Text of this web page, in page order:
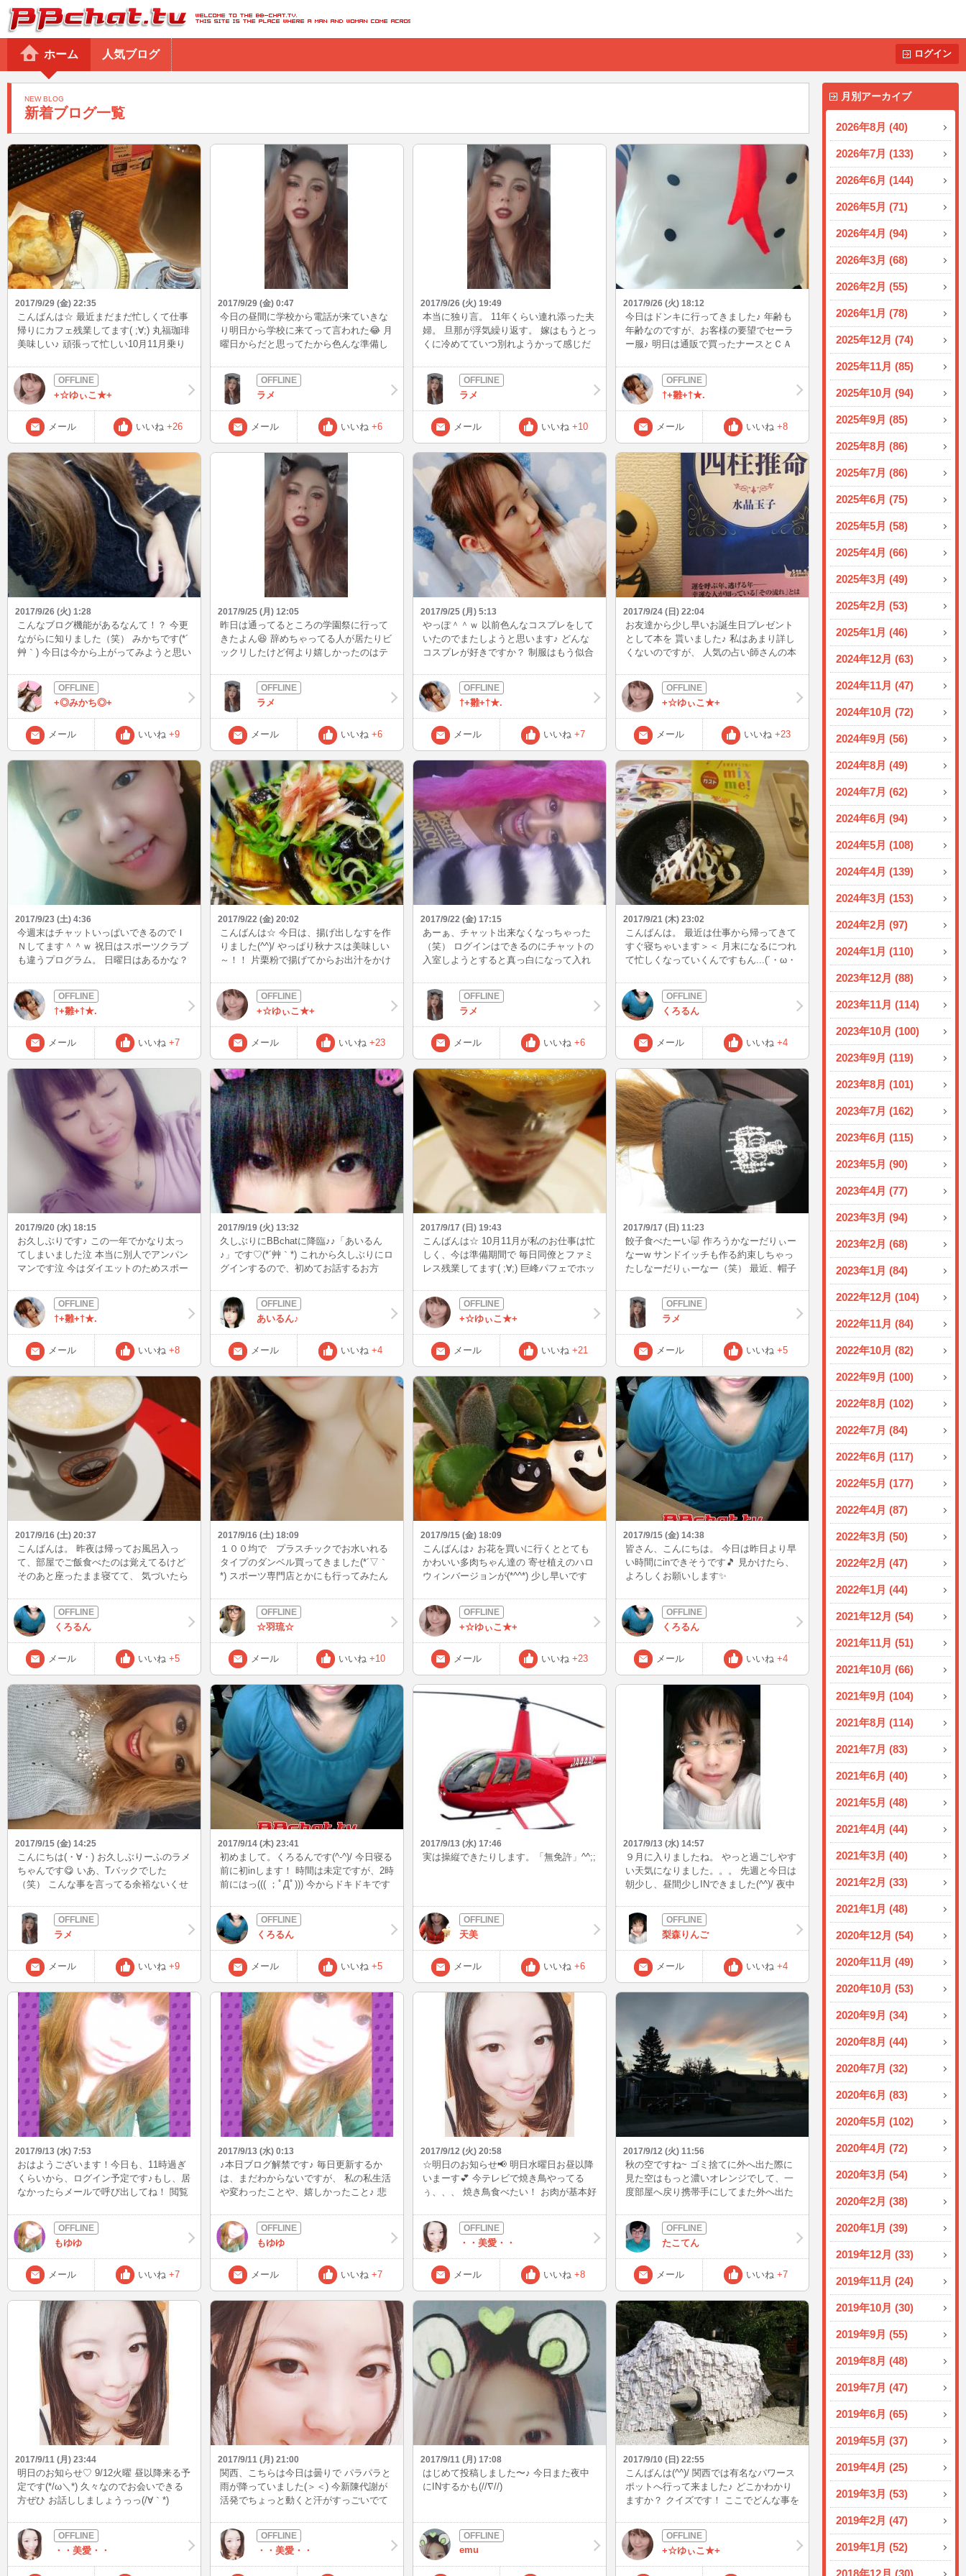
BBchatTV
ホーム 人気ブログ ログイン
月別アーカイブ
2026年8月 (40)
2026年7月 (133)
2026年6月 (144)
2026年5月 (71)
2026年4月 (94)
2026年3月 (68)
2026年2月 (55)
2026年1月 (78)
2025年12月 (74)
2025年11月 (85)
2025年10月 (94)
2025年9月 (85)
2025年8月 (86)
2025年7月 (86)
2025年6月 (75)
2025年5月 (58)
2025年4月 (66)
2025年3月 (49)
2025年2月 (53)
2025年1月 (46)
2024年12月 (63)
2024年11月 (47)
2024年10月 (72)
2024年9月 (56)
2024年8月 (49)
2024年7月 (62)
2024年6月 (94)
2024年5月 (108)
2024年4月 (139)
2024年3月 (153)
2024年2月 (97)
2024年1月 (110)
2023年12月 (88)
2023年11月 (114)
2023年10月 (100)
2023年9月 (119)
2023年8月 (101)
2023年7月 (162)
2023年6月 (115)
2023年5月 (90)
2023年4月 (77)
2023年3月 (94)
2023年2月 (68)
2023年1月 (84)
2022年12月 (104)
2022年11月 (84)
2022年10月 (82)
2022年9月 (100)
2022年8月 (102)
2022年7月 (84)
2022年6月 (117)
2022年5月 (177)
2022年4月 (87)
2022年3月 (50)
2022年2月 (47)
2022年1月 (44)
2021年12月 (54)
2021年11月 (51)
2021年10月 (66)
2021年9月 (104)
2021年8月 (114)
2021年7月 (83)
2021年6月 (40)
2021年5月 (48)
2021年4月 (44)
2021年3月 (40)
2021年2月 (33)
2021年1月 (48)
2020年12月 (54)
2020年11月 (49)
2020年10月 (53)
2020年9月 (34)
2020年8月 (44)
2020年7月 (32)
2020年6月 (83)
2020年5月 (102)
2020年4月 (72)
2020年3月 (54)
2020年2月 (38)
2020年1月 (39)
2019年12月 (33)
2019年11月 (24)
2019年10月 (30)
2019年9月 (55)
2019年8月 (48)
2019年7月 (47)
2019年6月 (65)
2019年5月 (37)
2019年4月 (25)
2019年3月 (53)
2019年2月 (47)
2019年1月 (52)
2018年12月 (30)
新着ブログ一覧
NEW BLOG
2017/9/29 (金) 22:35
こんばんは☆ 最近まだまだ忙しくて仕事
帰りにカフェ残業してます( ;∀;) 丸福珈琲
美味しい♪ 頑張って忙しい10月11月乗り
+☆ゆぃこ★+
メール いいね +26
2017/9/29 (金) 0:47
今日の昼間に学校から電話が来ていきな
り明日から学校に来てって言われた😂 月
曜日からだと思ってたから色んな準備し
ニたんの授業とか楽しみ😁 雑談が面白い
んだよねーww家庭の事情とか赤裸々に話
すし（笑） 久しぶりに字書く気がするな
ーww そして久しぶりにこんな早く寝よ
うとしてる（笑）変な感じだけどこれか
ら毎日9時か10時には寝たいんだよねー
ww あーーー凄い時間経ったと思ってた
けど日にち見たら全然経ってなかった。
気にしてると時間経つの遅いんだね。気
にしないようにしてるんだけど気になっ
て気になってしょうがない。早く忙しい
日々でいっぱいいっぱいになりたいな
w←ドM出ちゃった（笑） 皆様今日も一
日お疲れ様でした😊 明日もパワフルに頑
張りましょう♥ お休まnight😪💤🌠💕
ラメ
メール いいね +6
2017/9/26 (火) 19:49
本当に独り言。 11年くらい連れ添った夫
婦。 旦那が浮気繰り返す。 嫁はもうとっ
くに冷めてていつ別れようかって感じだ
しはじめた。この時点ではまだ離婚して
ない。 旦那は戻ってくると思ってる。 メ
ールもしつこくくる。 俺から子どもたち
を引き離して子どもたちのことちゃんと
考えろと言ってきたり別れるつもりはな
いと。 ずっーと連絡を無視し続けてよう
やく諦めて離婚届けを送ってくる。 しば
らくして二人は離婚した。 そしてその2
ヶ月後、子どもたちの苗字も変えるため
に戸籍謄本を取った。 、、、、、？ え？
どゆこと？ 笑えてくるw 離婚して2ヶ月
で再婚（笑） ドン引きやww さすがだわ♥
おしまい（笑） これなんのブログww 独
り言だから気にしないで♥（笑） またね
ん(^_^)/~
ラメ
メール いいね +10
2017/9/26 (火) 18:12
今日はドンキに行ってきました♪ 年齢も
年齢なのですが、お客様の要望でセーラ
ー服♪ 明日は通販で買ったナースとＣＡ
でくださいね♪
†+雛+†★.
メール いいね +8
2017/9/26 (火) 1:28
こんなブログ機能があるなんて！？ 今更
ながらに知りました（笑） みかちです(*´
艸｀) 今日は今から上がってみようと思い
(❁ᴗ͈ˬᴗ͈)⁾⁾⁾ᵖᵉᵏᵒ
+◎みかち◎+
メール いいね +9
2017/9/25 (月) 12:05
昨日は通ってるところの学園祭に行って
きたよん😆 辞めちゃってる人が居たりビ
ックリしたけど何より嬉しかったのはテ
ってたこと（笑）本当に嬉しくてヤバイ
ww1教科5000円も取られてたらキツ過ぎ
るて😂テスト前とか精神的プレッシャー
で泣きそうだったもん😂 でも最年長のM
氏も辞めちゃってエロオヤジ居なくなっ
たらつまんないぢゃーん（笑）O君も退
学するみたいだしずっと席が隣だったか
ら悲しすぎる。 でも昨日新しいクラスの
子と初めて会ったけどギャル何人か居る
しヨダレ出ちゃうよw最年長の男の人も
めっちゃ優しくてずっと話してたけど優
しいのが喋り方に出てて段々おネエに思
えてきたり（笑） とりあえず、もう少し
で始まるけど楽しみー♥ コニたんに実習
先決めてないけど？って聞いたらもう決
まってるよーってラメのだけ実習先勝手
に決められてたw まぁ、自分で決めなく
にも準備してない不安wwこんなやつ行っ
て大丈夫かな。第一段階はコミュニケー
ションが大切らしいから苦手な名前を覚
えること頑張ろう♥ あー、服の整理しな
まだあるし今もまだ着たりしてるのwど
んどん服が増えていってるから一部屋ぢ
ゃ足りない😂携帯でやるのダルいから家
に来てもらってフリマやりたい（笑） 今
日は暑そうだからこれから日焼けでもし
ようかな？ 今日も一日頑張りましょう♥
またねん(^_^)/~
ラメ
メール いいね +6
2017/9/25 (月) 5:13
やっぽ＾＾ｗ 以前色んなコスプレをして
いたのでまたしようと思います♪ どんな
コスプレが好きですか？ 制服はもう似合
いどさんかなって考えてます。
†+雛+†★.
メール いいね +7
2017/9/24 (日) 22:04
お友達から少し早いお誕生日プレゼント
として本を 貰いました♪ 私はあまり詳し
くないのですが、 人気の占い師さんの本
でみたのですが、 難しい言葉がいっぱい
でｗ 頑張って最後まで読んでみます～☆
+☆ゆぃこ★+
メール いいね +23
2017/9/23 (土) 4:36
今週末はチャットいっぱいできるのでＩ
Ｎしてます＾＾ｗ 祝日はスポーツクラブ
も違うプログラム。 日曜日はあるかな？
にチャットできます♪ お時間合う方よか
ったらきてくださいね＾＾ｗ
†+雛+†★.
メール いいね +7
2017/9/22 (金) 20:02
こんばんは☆ 今日は、揚げ出しなすを作
りました(^^)/ やっぱり秋ナスは美味しい
～！！ 片栗粉で揚げてからお出汁をかけ
がお出汁に溶け出してあんかけのように
なります♪ 秋は食べ物がおいしいので困
っちゃいますね(._.)
+☆ゆぃこ★+
メール いいね +23
2017/9/22 (金) 17:15
あーぁ、チャット出来なくなっちゃった
（笑） ログインはできるのにチャットの
入室しようとすると真っ白になって入れ
たら声かけてね（笑） それかPCからや
ろうか悩むなー。 今日はご飯作りたくな
い気分だなー。 冬に向けてマフラー買っ
たの♥ ボーダー×ピンクのボリュームたっ
ぷり派手なやつ（笑）めっちゃかわええ
ー😍 早く付けてお出かけしたいなー♥ 今
夜イベントなのに悲しいなーw またねん
(^_^)/~
ラメ
メール いいね +6
2017/9/21 (木) 23:02
こんばんは。 最近は仕事から帰ってきて
すぐ寝ちゃいます＞＜ 月末になるにつれ
て忙しくなっていくんですもん...(´・ω・
明日もお仕事あるけど(´・ω・｀)ｼｮﾎﾞﾝ
えっと、先日久々に友人とご飯食べた時
のストーンアイスの話。 ガストってめっ
ちゃ書いてあるけど笑 見た目以上に冷た
くて美味しかったです(●´ω｀●) また食べ
たいなって思いました。夕食はもちろん
ハンバーグ、あれ？
くろるん
メール いいね +4
2017/9/20 (水) 18:15
お久しぶりです♪ この一年でかなり太っ
てしまいました泣 本当に別人でアンパン
マンです泣 今はダイエットのためスポー
ティンの置き換えダイエットもがんばっ
てますｗ ダンスは全く踊れないけど楽し
いです♪ 今日も行ってきました♪ いっぱ
い汗かいた～ 皆さんはスポーツしてます
か？
†+雛+†★.
メール いいね +8
2017/9/19 (火) 13:32
久しぶりにBBchatに降臨♪♪「あいるん
♪」です♡(*´艸｀*) これから久しぶりにロ
グインするので、初めてお話するお方
んあいるん♪を構ってくれると嬉しいな
♪♪(*ﾉω・*)ﾃﾍ♡ 少しずつ復帰予定なの
で、BBchatで絡んでくれる人がいたら嬉
しいぁ♪♪(ﾉ´∀｀*) 台風も過ぎ去って、ま
た残暑が続いて暑い日々が続いてるけど
も、そんな方々に癒やしをお届けしたい
な…っ！！(๑•̀ㅂ•́)و✧
あいるん♪
メール いいね +4
2017/9/17 (日) 19:43
こんばんは☆ 10月11月が私のお仕事は忙
しく、今は準備期間で 毎日同僚とファミ
レス残業してます( ;∀;) 巨峰パフェでホッ
峰好きじゃなかったのですが 最近は種が
無いから食べやすくなって大好きです!
(^^)!
+☆ゆぃこ★+
メール いいね +21
2017/9/17 (日) 11:23
餃子食べたーい🐷 作ろうかなーだりぃー
なーw サンドイッチも作る約束しちゃっ
たしなーだりぃーなー（笑） 最近、帽子
つ❗これ何が違うの⁉って言う人も居そうw
天気悪いから暇だなー。 暇なんだけどゆ
っくりできないなー（笑） 最近密かにビ
ビってること、お姉ちゃんもBB登録しよ
うかなって言ってること（笑）多分あの
人はそのうち来るよw 今日も一日頑張り
ましょう😊 またねん(^_^)/~
ラメ
メール いいね +5
2017/9/16 (土) 20:37
こんばんは。 昨夜は帰ってお風呂入っ
て、部屋でご飯食べたのは覚えてるけど
そのあと座ったまま寝てて、 気づいたら
てごめんなさい(´；д；｀) 今日はお家帰
る前にカフェで一息。 カフェラテ美味し
い( ﾟДﾟ)ｳﾏｰ 今日は時間ありそうだからin
したいお。 頑張って時間作ります❗
くろるん
メール いいね +5
2017/9/16 (土) 18:09
１００均で プラスチックでお水いれる
タイプのダンベル買ってきました(*´▽｀
*) スポーツ専門店とかにも行ってみたん
て、お家で使ってます(*''ω''*) ジムに行け
ない日もあるので、少しずつ道具そろえ
ようかな(n*´ω`*n)
☆羽琉☆
メール いいね +10
2017/9/15 (金) 18:09
こんばんは♪ お花を買いに行くととても
かわいい多肉ちゃん達の 寄せ植えのハロ
ウィンバージョンが(*^^*) 少し早いです
した！ 多肉ちゃんぷにぷにで可愛い♪
+☆ゆぃこ★+
メール いいね +23
2017/9/15 (金) 14:38
皆さん、こんにちは。 今日は昨日より早
い時間にinできそうです🎵 見かけたら、
よろしくお願いします✨
くろるん
メール いいね +4
2017/9/15 (金) 14:25
こんにちは(・∀・) お久しぶりーふのラメ
ちゃんです😋 いあ、Tバックでした
（笑） こんな事を言ってる余裕ないくせ
り出すとはねー。いっぱいおっぱいだわ
ー。 でも止まってられない前に前にだよ
厄年来ないでー（笑）やめてー😂 あー怖
い怖いww 最近良い事ないなー。小さい
ことでも幸せを感じれる人でありたいの
にその小さな幸せを最近感じれてない
な。もっと視野を広く広くしなきゃね
久々のブログなんか暗いな？w 読み返し
たら笑える（笑） でもこのまま投稿しち
ゃうお♥ こんな暗いこと言っててさっき
まで優雅に日焼けしてやがんのww 今は
保険のお姉さんが来るのをパンツ一枚で
待ってる（笑） そのお姉さんラメと同い
年だからいつもめっちゃ話が盛り上がる
ねんw 早く来ないかなー 今日も一日頑張
りましょう😊 またねん😘👋
ラメ
メール いいね +9
2017/9/14 (木) 23:41
初めまして。くろるんです(^-^)/ 今日寝る
前に初inします！ 時間は未定ですが、2時
前にはっ((( ；ﾟДﾟ))) 今からドキドキです
くろるん
メール いいね +5
2017/9/13 (水) 17:46
実は操縦できたりします。「無免許」^^;;
天美
メール いいね +6
2017/9/13 (水) 14:57
９月に入りましたね。 やっと過ごしやす
い天気になりました。。。 先週と今日は
朝少し、昼間少しINできました(^^)/ 夜中
しつけたらそのまま寝てしまいま
す。。。 誰か起こして。。。。( ;∀;) マ
イクの調子がいまいちだったので、マイ
クを新調しました。 これでしゃべりやす
いかな？ そういえばです！！ 見たい映画
がたくさんあるんです。 絶対にいつか見
る映画↓ デスノート 鋼の錬金術師 銀魂
アニメまたは漫画ｗ（やっぱりオタは隠
せない） 特にデスノートはネットで公開
してるから家でも見れる！(^^♪ 同時視聴
するチャットデートってしてみたいな
ー。 と妄想中。 次のチャットは今夜でき
たら深夜か、明日の１０時～１５時くら
いです。 またブログ更新頑張ります
梨森りんご
メール いいね +4
2017/9/13 (水) 7:53
おはようございます！今日も、11時過ぎ
くらいから、ログイン予定です♪もし、居
なかったらメールで呼び出してね！ 閲覧
事します！
もゆゆ
メール いいね +7
2017/9/13 (水) 0:13
♪本日ブログ解禁です♪ 毎日更新するか
は、まだわからないですが、 私の私生活
や変わったことや、嬉しかったこと♪ 悲
ップしていきますっ☆ 良かったらら、観
覧してくださいね♪
もゆゆ
メール いいね +7
2017/9/12 (火) 20:58
☆明日のお知らせ📢 明日水曜日お昼以降
いまーす💕 今テレビで焼き鳥やってる
ぅ、、、 焼き鳥食べたい！ お肉が基本好
🤤 お酒も早く呑みたい←弱いんだけど笑
今日は雨でどんよりだったので 明日は晴
れるといいなあっ😌💓
・・美愛・・
メール いいね +8
2017/9/12 (火) 11:56
秋の空ですね~ ゴミ捨てに外へ出た際に
見た空はもっと濃いオレンジでして、一
度部屋へ戻り携帯手にしてまた外へ出た
おり、残念でしたがパシャリしました。
今夜もログイン予定です^^ よろしくお願
いします たこたこてん
メール いいね +7
2017/9/11 (月) 23:44
明日のお知らせ♡ 9/12火曜 昼以降来る予
定です(*/ω＼*) 久々なのでお会いできる
方ぜひ お話ししましょうっっ(/∀｀*)
・・美愛・・
2017/9/11 (月) 21:00
関西、こちらは今日は曇りで パラパラと
雨が降っていました(＞＜) 今新陳代謝が
活発でちょっと動くと汗がすっごいでて
思ったらこうやって蒸し蒸ししたり暑か
ったりしてるので困っちゃいますよね😭
早く人肌恋しい季節になーれ💕
・・美愛・・
2017/9/11 (月) 17:08
はじめて投稿しました〜♪ 今日また夜中
にINするかも(//∇//)
emu
2017/9/10 (日) 22:55
こんばんは(^^)/ 関西では有名なパワース
ポットへ行って来ました♪ どこかわかり
ますか？ クイズです！ ここでどんな事を
+☆ゆぃこ★+